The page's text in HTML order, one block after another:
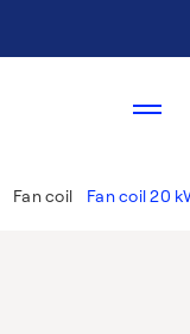
Fan coil Fan coil 20